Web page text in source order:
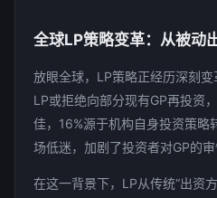
全球LP策略变革：从被动
放眼全球，LP策略正经历深刻
LP或拒绝向部分现有GP再投资
佳，16%源于机构自身投资策略
场低迷，加剧了投资者对GP的审
在这一背景下，LP从传统“出资